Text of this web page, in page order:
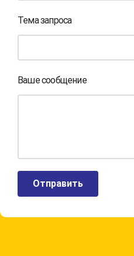
Тема запроса
Ваше сообщение